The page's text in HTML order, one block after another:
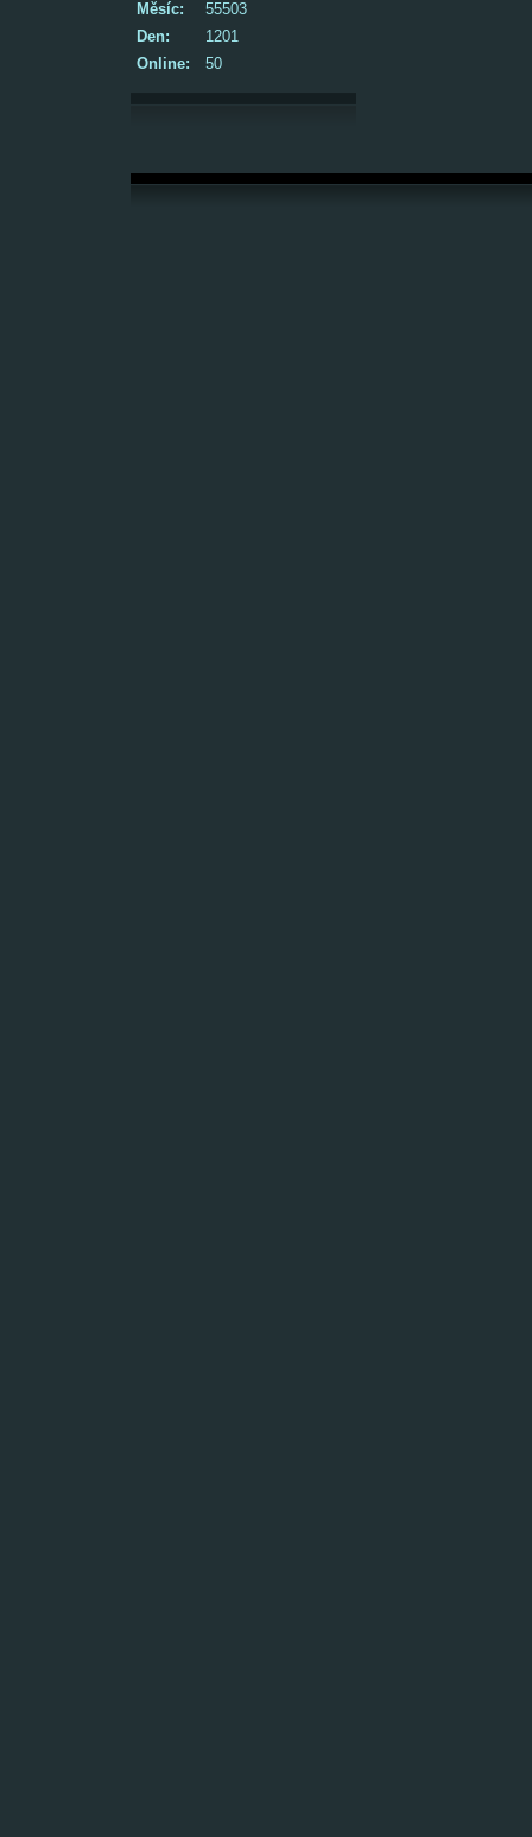
Online: 50
Měsíc:
55503
Den:
1201